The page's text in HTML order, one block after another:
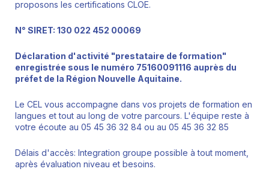
proposons les certifications CLOE.
N° SIRET: 130 022 452 00069
Déclaration d'activité "prestataire de formation"
enregistrée sous le numéro 75160091116 auprès du
préfet de la Région Nouvelle Aquitaine.
Le CEL vous accompagne dans vos projets de formation en
langues et tout au long de votre parcours. L'équipe reste à
votre écoute au 05 45 36 32 84 ou au 05 45 36 32 85
Délais d'accès: Integration groupe possible à tout moment,
après évaluation niveau et besoins.